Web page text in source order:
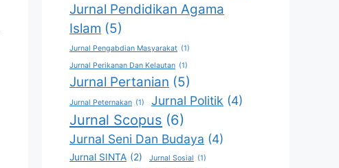
Jurnal Pendidikan Agama
Islam (5)
Jurnal Pengabdian Masyarakat (1)
Jurnal Perikanan Dan Kelautan (1)
Jurnal Pertanian (5)
Jurnal Peternakan (1) Jurnal Politik (4)
Jurnal Scopus (6)
Jurnal Seni Dan Budaya (4)
Jurnal SINTA (2) Jurnal Sosial (1)